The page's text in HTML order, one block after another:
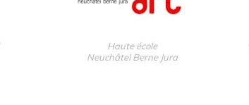
Haute école
Neuchâtel Berne Jura